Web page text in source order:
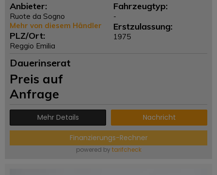
Anbieter:
Ruote da Sogno
Mehr von diesem Händler
PLZ/Ort:
Reggio Emilia
Fahrzeugtyp:
-
Erstzulassung:
1975
Dauerinserat
Preis auf
Anfrage
Mehr Details Nachricht
Finanzierungs-Rechner
powered by tarifcheck